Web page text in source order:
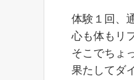
体験１回、
心も体もリ
そこでちょ
果たしてダ